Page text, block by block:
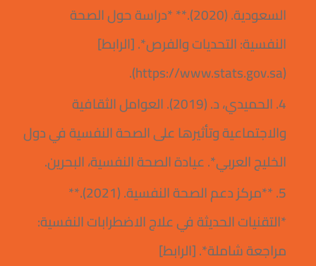
السعودية. (2020).** *دراسة حول الصحة
النفسية: التحديات والفرص*. [الرابط]
(https://www.stats.gov.sa).
4. الحميدي، د. (2019). العوامل الثقافية
والاجتماعية وتأثيرها على الصحة النفسية في دول
الخليج العربي*. عيادة الصحة النفسية، البحرين.
5. **مركز دعم الصحة النفسية. (2021).**
*التقنيات الحديثة في علاج الاضطرابات النفسية:
مراجعة شاملة*. [الرابط]